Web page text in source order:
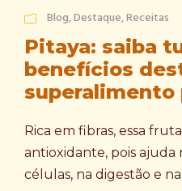
Blog,Destaque,Receitas
Pitaya: saiba
benefícios
superalimento
Rica em fibras, essa
antioxidante, pois
células, na digestão e na